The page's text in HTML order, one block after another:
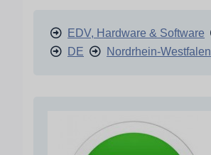
EDV, Hardware & Software
DE
Nordrhein-Westfalen